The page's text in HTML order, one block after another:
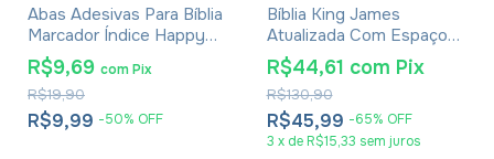
Abas Adesivas Para Bíblia
Marcador Índice Happy
Pacote Com 3
R$9,99 -50% OFF
R$19,90
R$9,69 comPix
Bíblia King James
Atualizada Com Espaço
Para Anotações Leão Rei
Dos Reis
R$45,99 -65% OFF
R$130,90
R$44,61 com Pix
3 x de R$15,33 sem juros